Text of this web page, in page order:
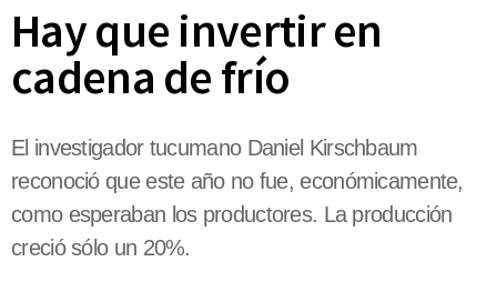
Hay que invertir en
cadena de frío
El investigador tucumano Daniel Kirschbaum
reconoció que este año no fue, económicamente,
como esperaban los productores. La producción
creció sólo un 20%.